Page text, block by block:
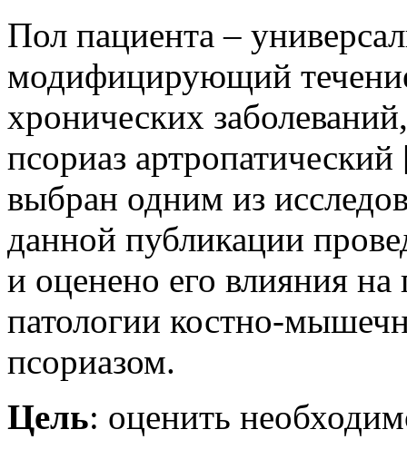
Пол пациента –
модифицирующий
хронических
псориаз
выбран одним из
данной публикации
и оценено его влияния на
патологии костно-
псориазом.
Цель: оценить